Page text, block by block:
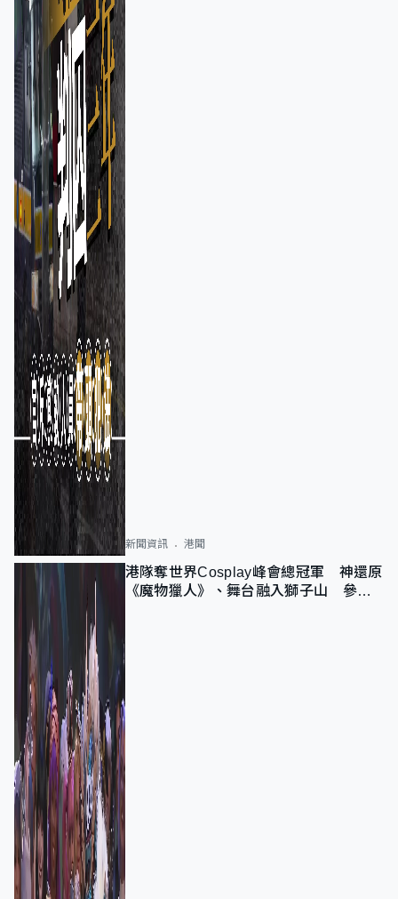
新聞資訊 港聞
港隊奪世界Cosplay峰會總冠軍 神還原
《魔物獵人》、舞台融入獅子山 參賽